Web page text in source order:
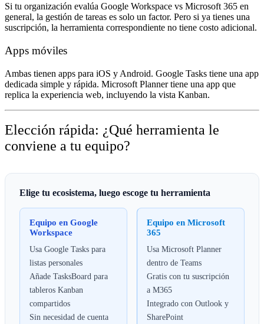
Si tu organización evalúa Google Workspace vs Microsoft 365 en
general, la gestión de tareas es solo un factor. Pero si ya tienes una
suscripción, la herramienta correspondiente no tiene costo adicional.
Apps móviles
Ambas tienen apps para iOS y Android. Google Tasks tiene una app
dedicada simple y rápida. Microsoft Planner tiene una app que
replica la experiencia web, incluyendo la vista Kanban.
Elección rápida: ¿Qué herramienta le
conviene a tu equipo?
Elige tu ecosistema, luego escoge tu herramienta
Equipo en Google
Workspace
Usa Google Tasks para
listas personales
Añade TasksBoard para
tableros Kanban
compartidos
Sin necesidad de cuenta
Equipo en Microsoft
365
Usa Microsoft Planner
dentro de Teams
Gratis con tu suscripción
a M365
Integrado con Outlook y
SharePoint